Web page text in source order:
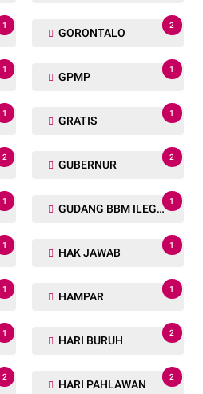
1
GORONTALO
2
1
GPMP
1
1
GRATIS
1
2
GUBERNUR
2
1
GUDANG BBM ILEGAL
1
1
HAK JAWAB
1
1
HAMPAR
1
1
HARI BURUH
2
2
HARI PAHLAWAN
2